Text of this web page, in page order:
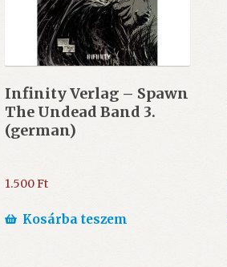
Infinity Verlag – Spawn
The Undead Band 3.
(german)
1.500Ft
Kosárba teszem